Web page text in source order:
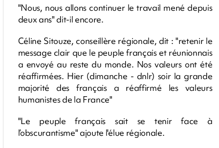
"Nous, nous allons continuer le travail mené depuis
deux ans" dit-il encore.
Céline Sitouze, conseillère régionale, dit : "retenir le
message clair que le peuple français et réunionnais
a envoyé au reste du monde. Nos valeurs ont été
réaffirmées. Hier (dimanche - dnlr) soir la grande
majorité des français a réaffirmé les valeurs
humanistes de la France"
"Le peuple français sait se tenir face à
l’obscurantisme" ajoute l'élue régionale.